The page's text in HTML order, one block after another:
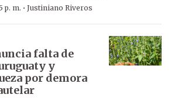
p. m. · Justiniano Riveros
falta de
y
por demora